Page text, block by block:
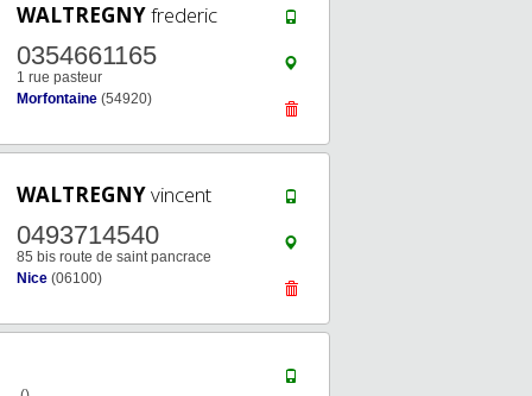
WALTREGNYfrederic
0354661165
1 rue pasteur
Morfontaine (54920)
WALTREGNYvincent
0493714540
85 bis route de saint pancrace
Nice (06100)